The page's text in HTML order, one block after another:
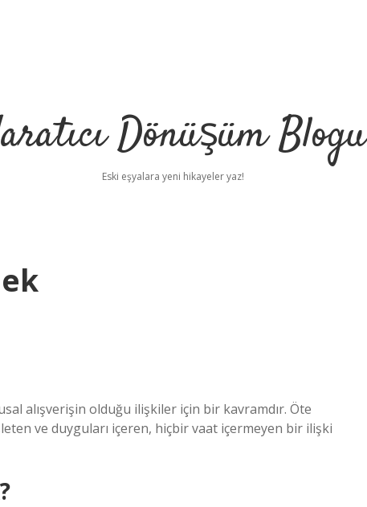
Dönüşüm Blogu
Eski eşyalara yeni hikayeler yaz!
alışverişin olduğu ilişkiler için bir kavramdır. Öte
ve duyguları içeren, hiçbir vaat içermeyen bir ilişki